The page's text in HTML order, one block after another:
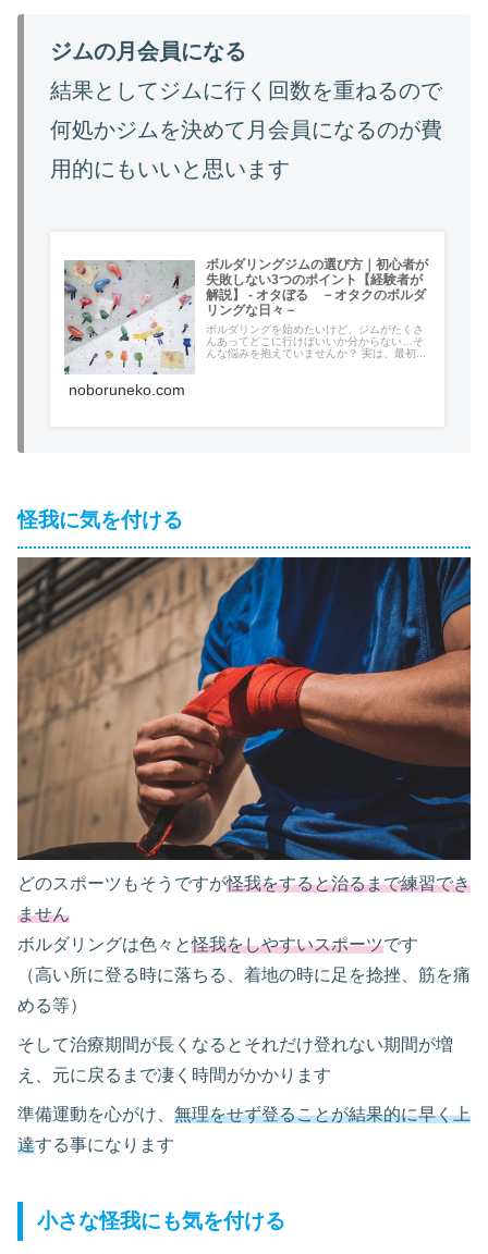
ジムの月会員になる
結果としてジムに行く回数を重ねるので
何処かジムを決めて月会員になるのが費
用的にもいいと思います
ボルダリングジムの選び方｜初心者が
失敗しない3つのポイント【経験者が
解説】 - オタぼる －オタクのボルダ
リングな日々－
ボルダリングを始めたいけど、ジムがたくさ
んあってどこに行けばいいか分からない…そ
んな悩みを抱えていませんか？ 実は、最初...
noboruneko.com
怪我に気を付ける
どのスポーツもそうですが怪我をすると治るまで練習でき
ません
ボルダリングは色々と怪我をしやすいスポーツです
（高い所に登る時に落ちる、着地の時に足を捻挫、筋を痛
める等）
そして治療期間が長くなるとそれだけ登れない期間が増
え、元に戻るまで凄く時間がかかります
準備運動を心がけ、 無理をせず登ることが結果的に早く上
達する事になります
小さな怪我にも気を付ける